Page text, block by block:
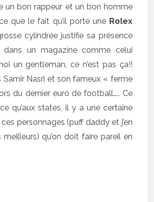
un bon rappeur et un bon homme
ce que le fait qu’il porte une Rolex
cylindrée justifie sa présence
dans un magazine comme celui
un gentleman, ce n’est pas ça!!
Samir Nasri et son fameux « ferme
du dernier euro de football….. Ce
qu’aux states, il y a une certaine
personnages (puff daddy et j’en
qu’on doit faire pareil en